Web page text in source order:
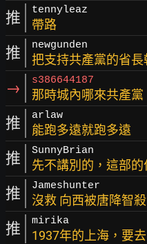
推 tennyleaz
帶路
推 newgunden
把支持共產黨的省長
→ s386644187
那時城內哪來共產黨
推 arlaw
能跑多遠就跑多遠
推 SunnyBrian
先不講別的，這部
推 Jameshunter
沒救 向西被唐降智
推 mirika
1937年的上海，要